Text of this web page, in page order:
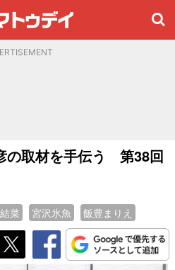
の取材を手伝う 第38回
菜 宮沢氷魚 飯豊まりえ